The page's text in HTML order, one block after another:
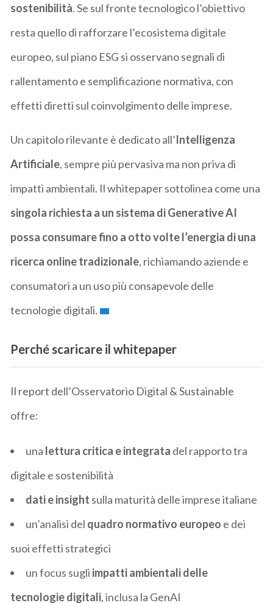
sostenibilità. Se sul fronte tecnologico l’obiettivo
resta quello di rafforzare l’ecosistema digitale
europeo, sul piano ESG si osservano segnali di
rallentamento e semplificazione normativa, con
effetti diretti sul coinvolgimento delle imprese.
Un capitolo rilevante è dedicato all’Intelligenza
Artificiale, sempre più pervasiva ma non priva di
impatti ambientali. Il whitepaper sottolinea come una
singola richiesta a un sistema di Generative AI
possa consumare fino a otto volte l’energia di una
ricerca online tradizionale, richiamando aziende e
consumatori a un uso più consapevole delle
tecnologie digitali.
Perché scaricare il whitepaper
Il report dell’Osservatorio Digital & Sustainable
offre:
una lettura critica e integrata del rapporto tra
digitale e sostenibilità
dati e insight sulla maturità delle imprese italiane
un’analisi del quadro normativo europeo e dei
suoi effetti strategici
un focus sugli impatti ambientali delle
tecnologie digitali, inclusa la GenAI